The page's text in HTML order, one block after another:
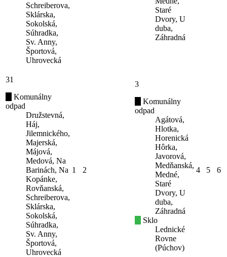
Schreiberova,
Sklárska,
Sokolská,
Súhradka,
Sv. Anny,
Športová,
Uhrovecká
Staré
Dvory, U
duba,
Záhradná
31
Komunálny
odpad
Družstevná,
Háj,
Jilemnického,
Majerská,
Májová,
Medová, Na
Barinách, Na
Kopánke,
Rovňanská,
Schreiberova,
Sklárska,
Sokolská,
Súhradka,
Sv. Anny,
Športová,
Uhrovecká
1 2
3
Komunálny
odpad
Agátová,
Hlotka,
Horenická
Hôrka,
Javorová,
Medňanská,
Medné,
Staré
Dvory, U
duba,
Záhradná
Sklo
Lednické
Rovne
(Púchov)
4 5 6